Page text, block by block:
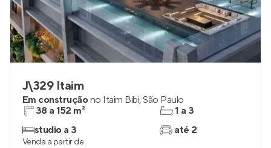
J\329 Itaim
Em construçãono Itaim Bibi,São Paulo
38 a 152 m²
studio a 3
1 a 3
até 2
Venda a partir de